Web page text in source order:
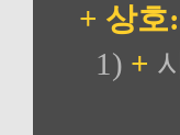
+ 상호
1) +